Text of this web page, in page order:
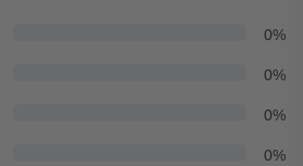
0%
0%
0%
0%